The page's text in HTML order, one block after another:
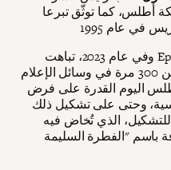
أطلس، كما توثّق تبرعا
وفي عام 2023، تباهت Epicenter بوصول معلوماتها إلى 250
مليون شخص بفضل ذكرها أكثر من 300 مرة في وسائل الإعلام
اليوم القدرة على فرض
وحتى على تشكيل ذلك
الذي تُخاض فيه